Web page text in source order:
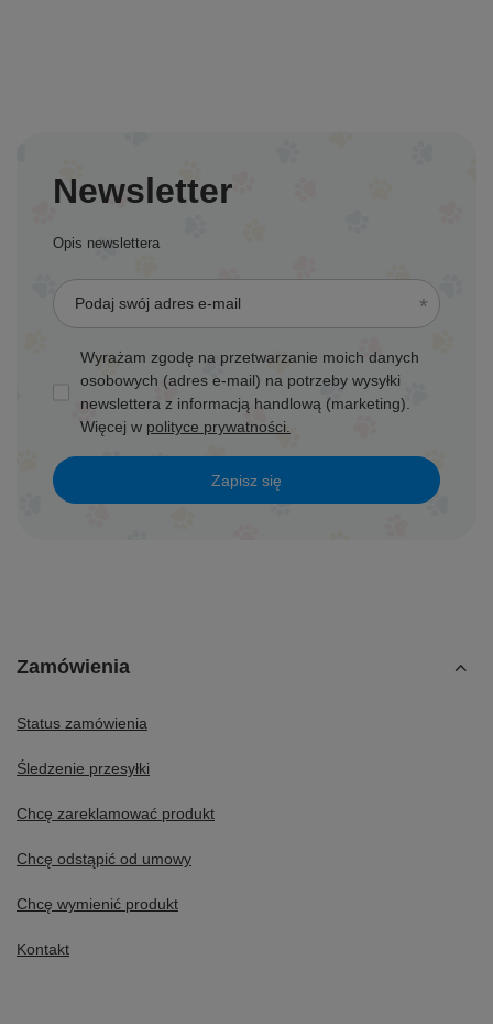
Newsletter
Opis newslettera
Podaj swój adres e-mail
Wyrażam zgodę na przetwarzanie moich danych
osobowych (adres e-mail) na potrzeby wysyłki
newslettera z informacją handlową (marketing).
Więcej w polityce prywatności.
Zapisz się
Zamówienia
Status zamówienia
Śledzenie przesyłki
Chcę zareklamować produkt
Chcę odstąpić od umowy
Chcę wymienić produkt
Kontakt